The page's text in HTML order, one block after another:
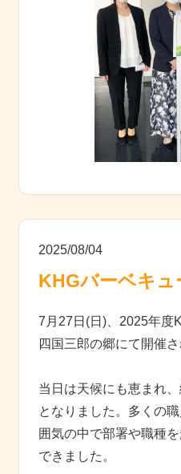
2025/08/04
KHGバーベキュ
7月27日(日)、2025年度
四国三郎の郷にて開催さ
当日は天候にも恵まれ
となりました。多くの
囲気の中で部署や職種
できました。